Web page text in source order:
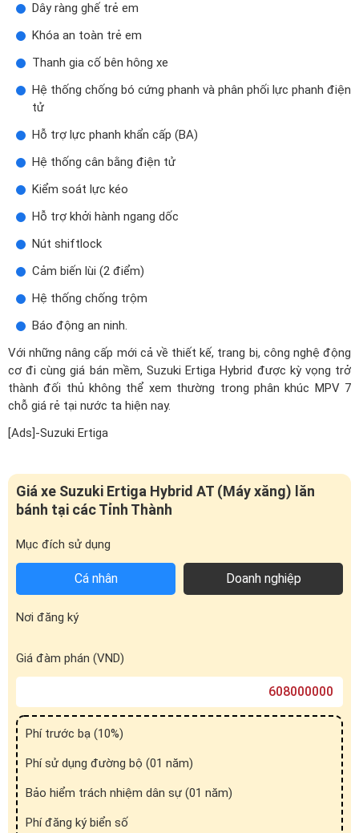
Dây ràng ghế trẻ em
Khóa an toàn trẻ em
Thanh gia cố bên hông xe
Hệ thống chống bó cứng phanh và phân phối lực phanh điện
tử
Hỗ trợ lực phanh khẩn cấp (BA)
Hệ thống cân bằng điện tử
Kiểm soát lực kéo
Hỗ trợ khởi hành ngang dốc
Nút shiftlock
Cảm biến lùi (2 điểm)
Hệ thống chống trộm
Báo động an ninh.
Với những nâng cấp mới cả về thiết kế, trang bị, công nghệ động
cơ đi cùng giá bán mềm, Suzuki Ertiga Hybrid được kỳ vọng trở
thành đối thủ không thể xem thường trong phân khúc MPV 7
chỗ giá rẻ tại nước ta hiện nay.
[Ads]-Suzuki Ertiga
Giá xe Suzuki Ertiga Hybrid AT (Máy xăng) lăn
bánh tại các Tỉnh Thành
Mục đích sử dụng
Cá nhân Doanh nghiệp
Nơi đăng ký
Giá đàm phán (VND)
Phí trước bạ (10%)
Phí sử dụng đường bộ (01 năm)
Bảo hiểm trách nhiệm dân sự (01 năm)
Phí đăng ký biển số